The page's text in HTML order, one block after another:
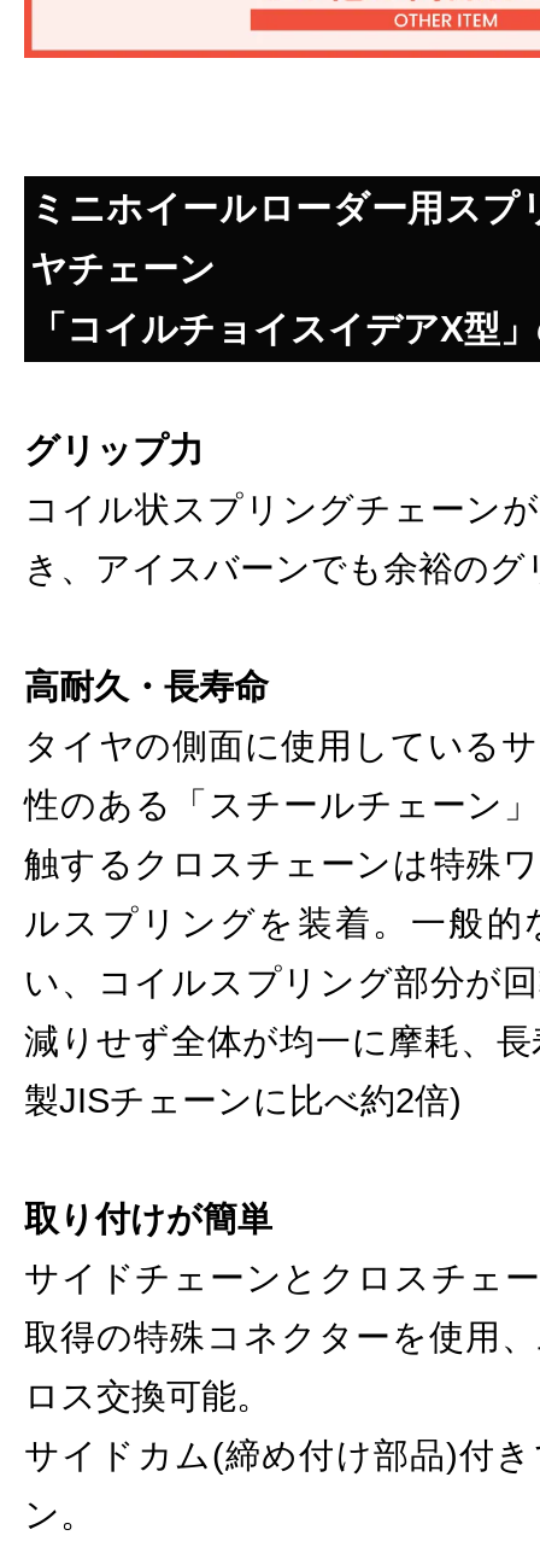
ミニホイールローダー用ス
ヤチェーン
「コイルチョイスイデアX型
グリップ力
コイル状スプリングチェーン
き、アイスバーンでも余裕のグ
高耐久・長寿命
タイヤの側面に使用している
性のある「スチールチェーン
触するクロスチェーンは特殊
ルスプリングを装着。一般的
い、コイルスプリング部分が
減りせず全体が均一に摩耗、
製JISチェーンに比べ約2倍)
取り付けが簡単
サイドチェーンとクロスチェ
取得の特殊コネクターを使用
ロス交換可能。
サイドカム(締め付け部品)付
ン。